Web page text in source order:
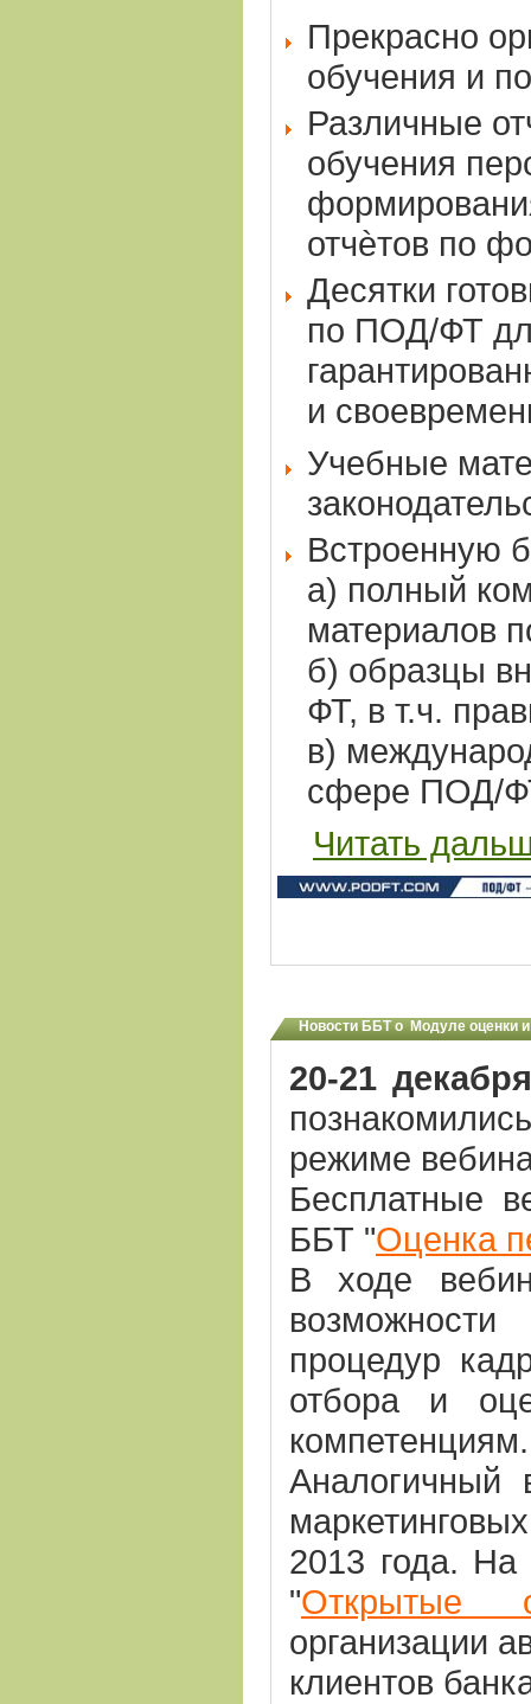
Прекрасно
обучения и
Различные
обучения
отчѐтов по
Десятки
по ПОД/ФТ
и
Учебные
Встроенную
а) полный
материалов
б) образцы
ФТ, в т.ч.
в)
сфере ПОД/
Читать
Новости ББТ о Модуле оценки
20-21
режиме
Бесплатные
ББТ "Оценка
В ходе
процедур
отбора и
компетенциям.
Аналогичный
2013 года.
"Открытые
организации
клиентов